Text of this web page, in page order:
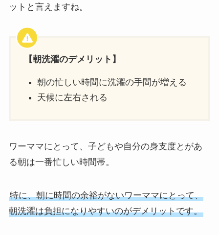
ットと言えますね。
【朝洗濯のデメリット】
朝の忙しい時間に洗濯の手間が増える
天候に左右される
ワーママにとって、子どもや自分の身支度とがあ
る朝は一番忙しい時間帯。
特に、朝に時間の余裕がないワーママにとって、
朝洗濯は負担になりやすいのがデメリットです。